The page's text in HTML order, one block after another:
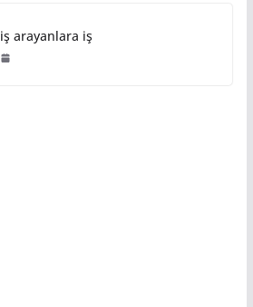
iş arayanlara iş